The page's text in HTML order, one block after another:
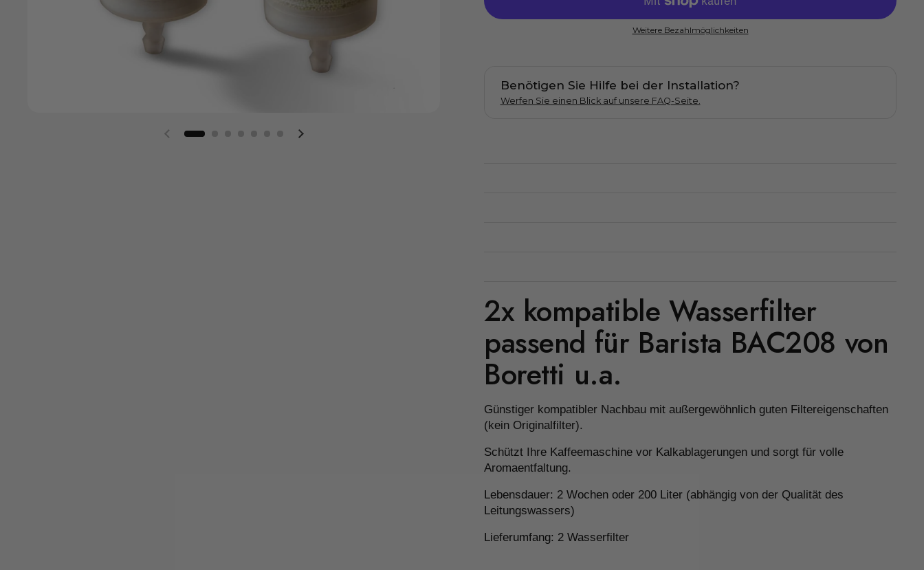
Vorherige Folie Nächste Folie
Weitere Bezahlmöglichkeiten
Benötigen Sie Hilfe bei der Installation?
Werfen Sie einen Blick auf unsere FAQ-Seite.
2x kompatible Wasserfilter
passend für Barista BAC208 von
Boretti u.a.
Günstiger kompatibler Nachbau mit außergewöhnlich guten Filtereigenschaften
(kein Originalfilter).
Schützt Ihre Kaffeemaschine vor Kalkablagerungen und sorgt für volle
Aromaentfaltung.
Lebensdauer: 2 Wochen oder 200 Liter (abhängig von der Qualität des
Leitungswassers)
Lieferumfang: 2 Wasserfilter